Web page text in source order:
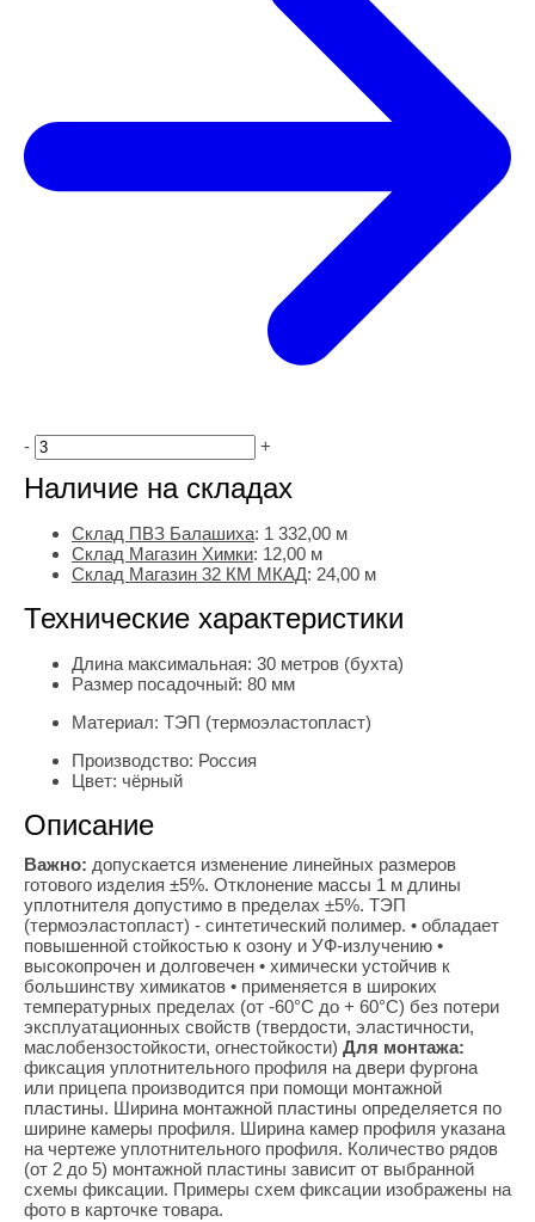
- +
Наличие на складах
Склад ПВЗ Балашиха: 1 332,00 м
Склад Магазин Химки: 12,00 м
Склад Магазин 32 КМ МКАД: 24,00 м
Технические характеристики
Длина максимальная: 30 метров (бухта)
Размер посадочный: 80 мм
Материал: ТЭП (термоэластопласт)
Производство: Россия
Цвет: чёрный
Описание
Важно: допускается изменение линейных размеров
готового изделия ±5%. Отклонение массы 1 м длины
уплотнителя допустимо в пределах ±5%. ТЭП
(термоэластопласт) - синтетический полимер. • обладает
повышенной стойкостью к озону и УФ-излучению •
высокопрочен и долговечен • химически устойчив к
большинству химикатов • применяется в широких
температурных пределах (от -60°С до + 60°С) без потери
эксплуатационных свойств (твердости, эластичности,
маслобензостойкости, огнестойкости) Для монтажа:
фиксация уплотнительного профиля на двери фургона
или прицепа производится при помощи монтажной
пластины. Ширина монтажной пластины определяется по
ширине камеры профиля. Ширина камер профиля указана
на чертеже уплотнительного профиля. Количество рядов
(от 2 до 5) монтажной пластины зависит от выбранной
схемы фиксации. Примеры схем фиксации изображены на
фото в карточке товара.